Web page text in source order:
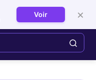
Se connecter
Voir ×